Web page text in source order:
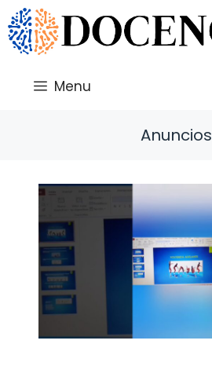
Saltar
al
contenido
Menu
Anuncios